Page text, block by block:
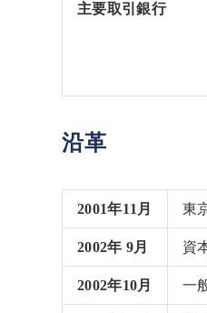
主要取引銀行
沿革
2001年11月 東
2002年 9月 資
2002年10月 一